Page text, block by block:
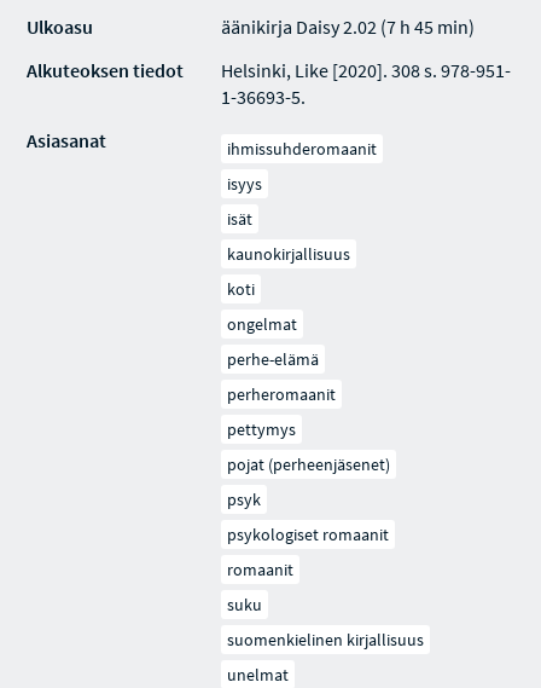
Ulkoasu
äänikirja Daisy 2.02 (7 h 45 min)
Alkuteoksen tiedot
Helsinki, Like [2020]. 308 s. 978-951-
1-36693-5.
Asiasanat
ihmissuhderomaanit
isyys
isät
kaunokirjallisuus
koti
ongelmat
perhe-elämä
perheromaanit
pettymys
pojat (perheenjäsenet)
psyk
psykologiset romaanit
romaanit
suku
suomenkielinen kirjallisuus
unelmat